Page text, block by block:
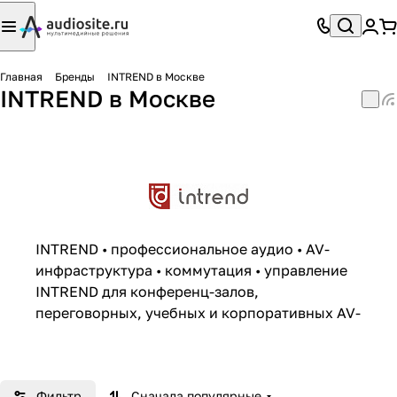
Главная Бренды INTREND в Москве
INTREND в Москве
INTREND • профессиональное аудио • AV-
инфраструктура • коммутация • управление
INTREND для конференц-залов,
переговорных, учебных и корпоративных AV-